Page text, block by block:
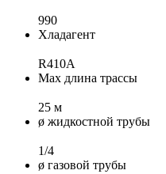
990
Хладагент
R410A
Max длина трассы
25 м
ø жидкостной трубы
1/4
ø газовой трубы